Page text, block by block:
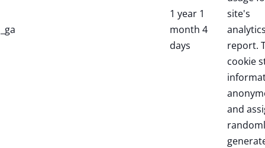
_ga
1 year 1
month 4
days
site's
report.
cookie
and